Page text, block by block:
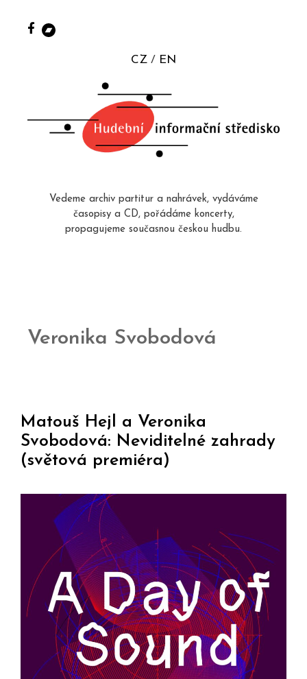
CZ EN
Vedeme archiv partitur a nahrávek, vydáváme
časopisy a CD, pořádáme koncerty,
propagujeme současnou českou hudbu.
Veronika Svobodová
Matouš Hejl a Veronika
Svobodová: Neviditelné zahrady
(světová premiéra)